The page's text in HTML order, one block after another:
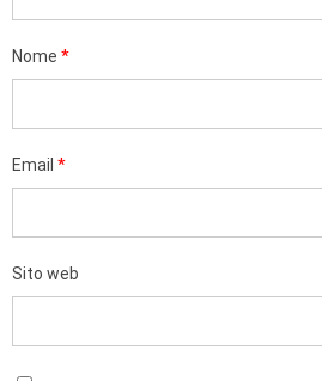
Nome *
Email *
Sito web